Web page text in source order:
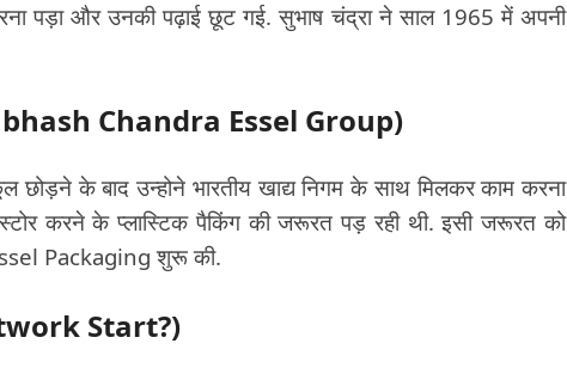
पड़ा और उनकी पढ़ाई छूट गई. सुभाष चंद्रा ने साल 1965 में अपनी
Chandra Essel Group)
के बाद उन्होने भारतीय खाद्य निगम के साथ मिलकर काम करना
स्टोर करने के प्लास्टिक पैकिंग की जरूरत पड़ रही थी. इसी जरूरत को
Packaging शुरू की.
Start?)